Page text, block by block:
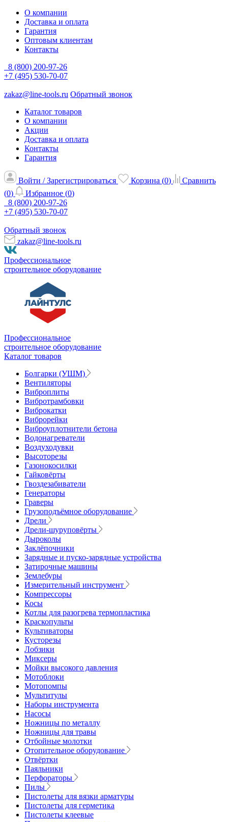
О компании
Доставка и оплата
Гарантия
Оптовым клиентам
Контакты
8 (800) 200-97-26
+7 (495) 530-70-07
zakaz@line-tools.ru Обратный звонок
Каталог товаров
О компании
Акции
Доставка и оплата
Контакты
Гарантия
Войти / Зарегистрироваться Корзина (0)
Сравнить
(0) Избранное (0)
8 (800) 200-97-26
+7 (495) 530-70-07
Обратный звонок
zakaz@line-tools.ru
Профессиональное
строительное оборудование
Профессиональное
строительное оборудование
Каталог товаров
Болгарки (УШМ)
Вентиляторы
Виброплиты
Вибротрамбовки
Виброкатки
Виброрейки
Виброуплотнители бетона
Водонагреватели
Воздуходувки
Высоторезы
Газонокосилки
Гайковёрты
Гвоздезабиватели
Генераторы
Граверы
Грузоподъёмное оборудование
Дрели
Дрели-шуруповёрты
Дыроколы
Заклёпочники
Зарядные и пуско-зарядные устройства
Затирочные машины
Землебуры
Измерительный инструмент
Компрессоры
Косы
Котлы для разогрева термопластика
Краскопульты
Культиваторы
Кусторезы
Лобзики
Миксеры
Мойки высокого давления
Мотоблоки
Мотопомпы
Мультитулы
Наборы инструмента
Насосы
Ножницы по металлу
Ножницы для травы
Отбойные молотки
Отопительное оборудование
Отвёртки
Паяльники
Перфораторы
Пилы
Пистолеты для вязки арматуры
Пистолеты для герметика
Пистолеты клеевые